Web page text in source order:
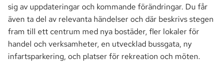
sig av uppdateringar och kommande förändringar. Du får
även ta del av relevanta händelser och där beskrivs stegen
fram till ett centrum med nya bostäder, fler lokaler för
handel och verksamheter, en utvecklad bussgata, ny
infartsparkering, och platser för rekreation och möten.